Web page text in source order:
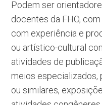
Podem ser
docentes da FHO,
com experiência e
ou artístico-cultural
atividades de
meios especializados,
ou similares,